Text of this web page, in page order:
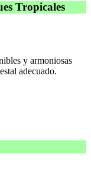
Tropicales
y armoniosas
adecuado.